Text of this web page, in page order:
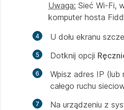
Uwaga: Sieć Wi-Fi,
komputer hosta
U dołu ekranu
Dotknij opcji
Wpisz adres IP (lub
całego ruchu
Na urządzeniu z